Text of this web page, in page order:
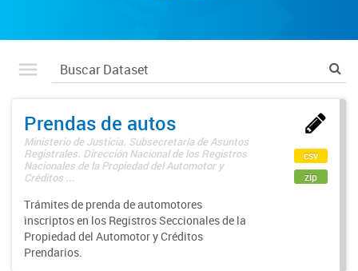
Prendas de autos
Ministerio de Justicia. Subsecretaría de Asuntos
Registrales. Dirección Nacional de los Registros
Nacionales de la Propiedad del Automotor y
Créditos ...
Trámites de prenda de automotores
inscriptos en los Registros Seccionales de la
Propiedad del Automotor y Créditos
Prendarios.
csv
zip